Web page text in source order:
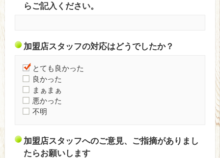
らご記入ください。
加盟店スタッフの対応はどうでしたか？
とても良かった
良かった
まぁまぁ
悪かった
不明
加盟店スタッフへのご意見、ご指摘がありまし
たらお願いします